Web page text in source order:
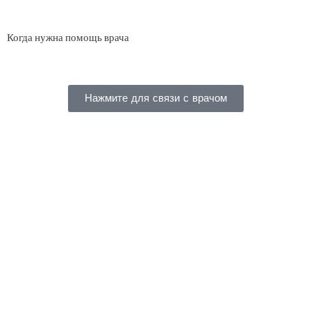
Когда нужна помощь врача
Нажмите для связи с врачом